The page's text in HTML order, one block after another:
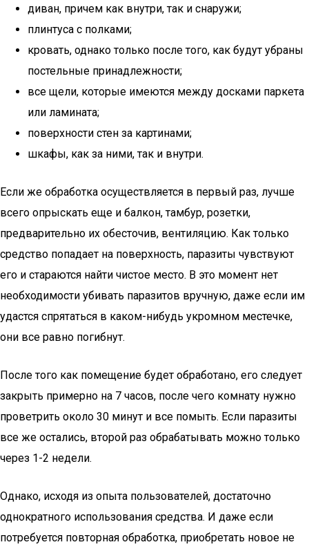
диван, причем как внутри, так и снаружи;
плинтуса с полками;
кровать, однако только после того, как будут убраны
постельные принадлежности;
все щели, которые имеются между досками паркета
или ламината;
поверхности стен за картинами;
шкафы, как за ними, так и внутри.
Если же обработка осуществляется в первый раз, лучше
всего опрыскать еще и балкон, тамбур, розетки,
предварительно их обесточив, вентиляцию. Как только
средство попадает на поверхность, паразиты чувствуют
его и стараются найти чистое место. В это момент нет
необходимости убивать паразитов вручную, даже если им
удастся спрятаться в каком-нибудь укромном местечке,
они все равно погибнут.
После того как помещение будет обработано, его следует
закрыть примерно на 7 часов, после чего комнату нужно
проветрить около 30 минут и все помыть. Если паразиты
все же остались, второй раз обрабатывать можно только
через 1-2 недели.
Однако, исходя из опыта пользователей, достаточно
однократного использования средства. И даже если
потребуется повторная обработка, приобретать новое не